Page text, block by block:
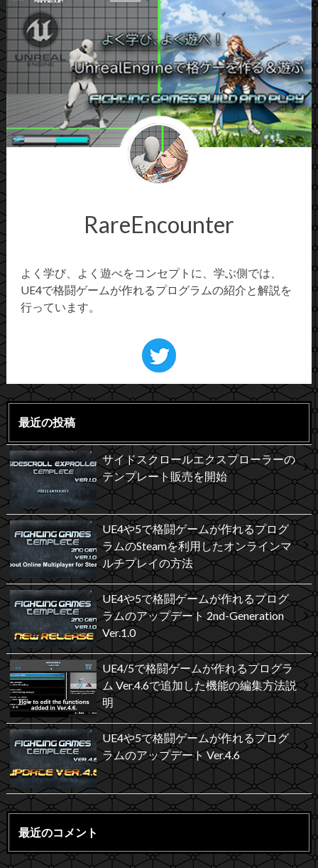
RareEncounter
よく学び、よく遊べをコンセプトに、学ぶ側では、
UE4で格闘ゲームが作れるプログラムの紹介と解説を
行っています。
最近の投稿
サイドスクロールエクスプローラーの
テンプレート販売を開始
UE4や5で格闘ゲームが作れるプログ
ラムのSteamを利用したオンラインマ
ルチプレイの方法
UE4や5で格闘ゲームが作れるプログ
ラムのアップデート 2nd-Generation
Ver.1.0
UE4/5で格闘ゲームが作れるプログラ
ム Ver.4.6で追加した機能の編集方法説
明
UE4や5で格闘ゲームが作れるプログ
ラムのアップデート Ver.4.6
最近のコメント